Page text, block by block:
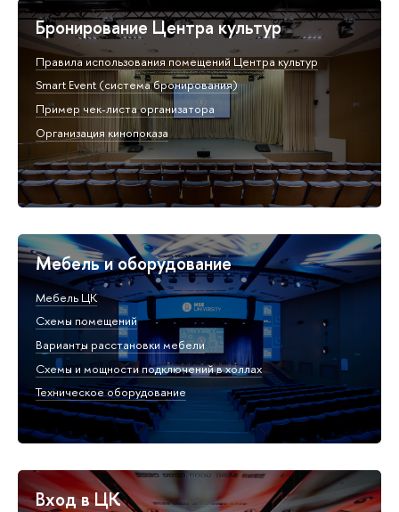
Бронирование Центра культур
Правила использования помещений Центра культур
Smart Event (система бронирования)
Пример чек-листа организатора
Организация кинопоказа
Мебель и оборудование
Мебель ЦК
Схемы помещений
Варианты расстановки мебели
Схемы и мощности подключений в холлах
Техническое оборудование
Вход в ЦК